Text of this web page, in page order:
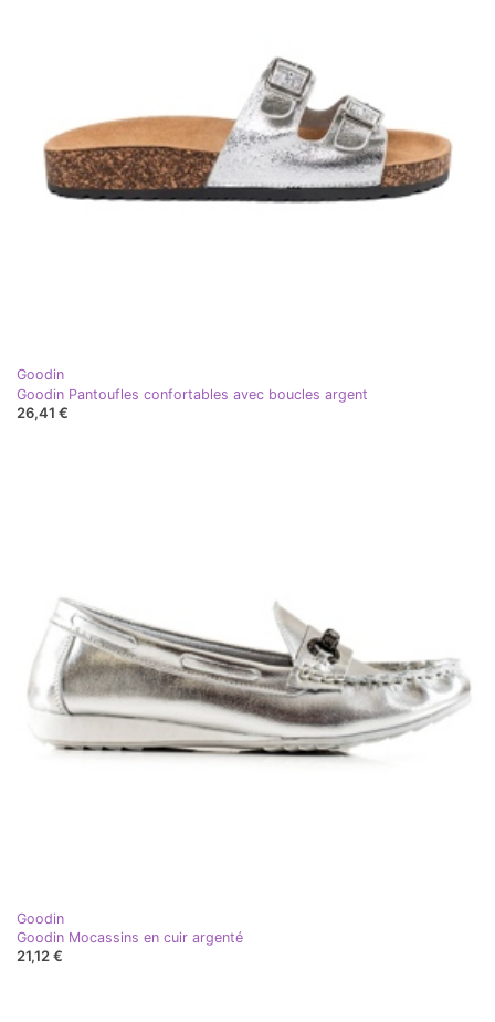
Goodin
Goodin Pantoufles confortables avec boucles argent
26,41 €
Goodin
Goodin Mocassins en cuir argenté
21,12 €